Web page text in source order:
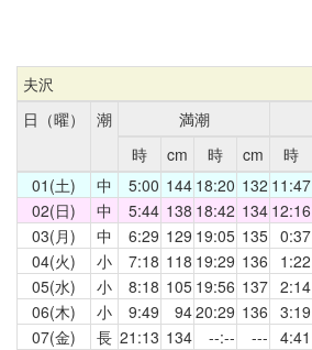
夫沢
日（曜）
潮 満潮
時
cm 時 cm 時
01(土)
中 5:00 144 18:20 132 11:47
02(日)
中 5:44 138 18:42 134 12:16
03(月)
中 6:29 129 19:05 135 0:37
04(火)
小 7:18 118 19:29 136 1:22
05(水)
小 8:18 105 19:56 137 2:14
06(木)
小 9:49 9420:29 136 3:19
07(金)
長 21:13 134 --:-- --- 4:41